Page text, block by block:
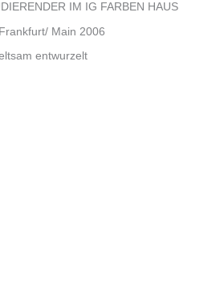
IM IG FARBEN HAUS
Main 2006
entwurzelt